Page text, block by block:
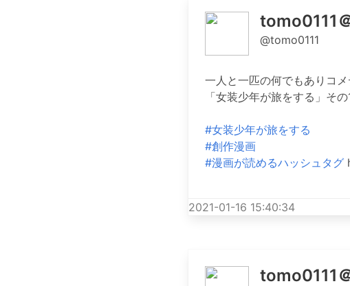
tomo0111
@tomo0111
一人と一匹の何でもありコ
「女装少年が旅をする」その
#女装少年が旅をする
#創作漫画
#漫画が読めるハッシュタグ
2021-01-16 15:40:34
tomo0111